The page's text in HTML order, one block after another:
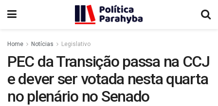
Home Notícias Legislativo
PEC da Transição passa na CCJ
e dever ser votada nesta quarta
no plenário no Senado